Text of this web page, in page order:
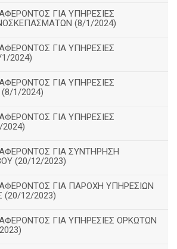
ΓΙΑ ΥΠΗΡΕΣΙΕΣ
(8/1/2024)
ΓΙΑ ΥΠΗΡΕΣΙΕΣ
2024)
ΓΙΑ ΥΠΗΡΕΣΙΕΣ
1/2024)
ΓΙΑ ΥΠΗΡΕΣΙΕΣ
ΓΙΑ ΣΥΝΤΗΡΗΣΗ
(20/12/2023)
ΓΙΑ ΠΑΡΟΧΗ ΥΠΗΡΕΣΙΩΝ
(20/12/2023)
ΓΙΑ ΥΠΗΡΕΣΙΕΣ ΟΡΚΩΤΩΝ